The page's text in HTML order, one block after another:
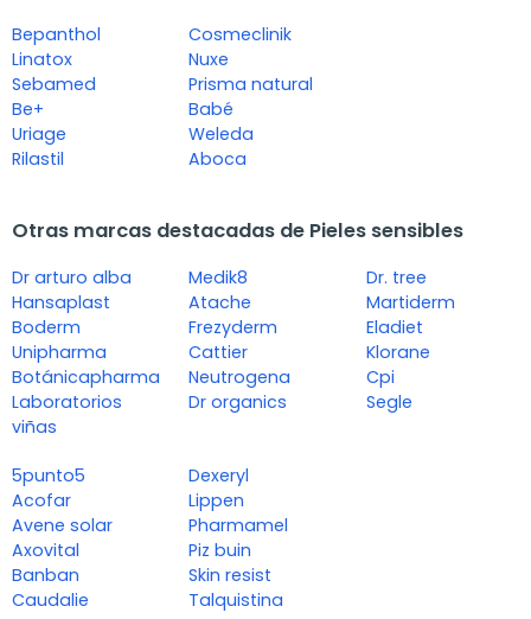
Bepanthol
Linatox
Sebamed
Be+
Uriage
Rilastil
Cosmeclinik
Nuxe
Prisma natural
Babé
Weleda
Aboca
Otras marcas destacadas de Pieles sensibles
Dr arturo alba
Hansaplast
Boderm
Unipharma
Botánicapharma
Laboratorios
viñas
Medik8
Atache
Frezyderm
Cattier
Neutrogena
Dr organics
Dr. tree
Martiderm
Eladiet
Klorane
Cpi
Segle
5punto5
Acofar
Avene solar
Axovital
Banban
Caudalie
Dexeryl
Lippen
Pharmamel
Piz buin
Skin resist
Talquistina